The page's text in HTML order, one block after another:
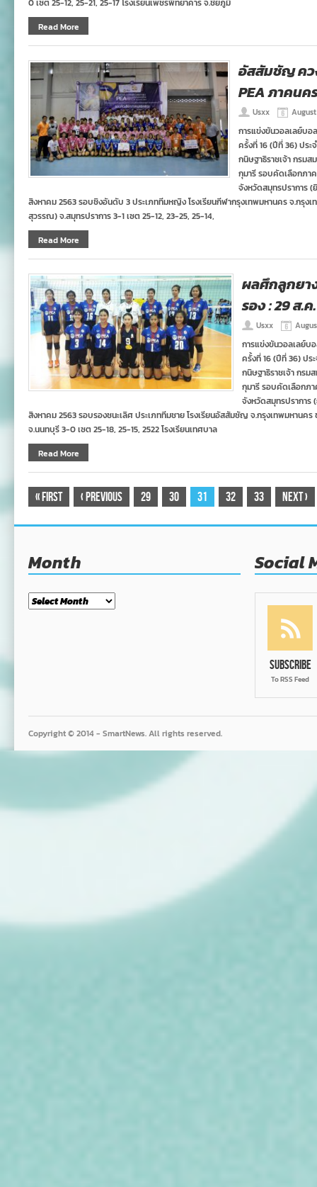
0 เซต 25-12, 25-21, 25-17 โรงเรียนเพชรพิทยาคาร จ.ชัยภูมิ
Read More
อัสสัมชัญ คว
PEA ภาคนค
Usxx
การแข่งขันวอลเลย์บอ
ครั้งที่ 16 (ปีที่ 36) ประ
กนิษฐาธิราชเจ้า กรม
กุมารี รอบคัดเลือกภา
จังหวัดสมุทรปราการ (
สิงหาคม 2563 รอบชิงอันดับ 3 ประเภททีมหญิง โรงเรียนกีฬากรุงเทพมหานคร จ.กรุงเ
สุวรรณ) จ.สมุทรปราการ 3-1 เซต 25-12, 23-25, 25-14,
Read More
ผลศึกลูกยา
รอง : 29 ส.
Usxx
การแข่งขันวอลเลย์บ
ครั้งที่ 16 (ปีที่ 36) ปร
กนิษฐาธิราชเจ้า กรม
กุมารี รอบคัดเลือกภ
จังหวัดสมุทรปราการ
สิงหาคม 2563 รอบรองชนะเลิศ ประเภททีมชาย โรงเรียนอัสสัมชัญ จ.กรุงเทพมหานค
จ.นนทบุรี 3-0 เซต 25-18, 25-15, 2522 โรงเรียนเทศบาล
Read More
« First ‹ Previous 29 30 31 32 33 Next›
Month
Month
Social
Subscribe
To RSS Feed
Copyright © 2014 - SmartNews. All rights reserved.